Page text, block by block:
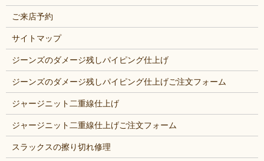
ご来店予約
サイトマップ
ジーンズのダメージ残しパイピング仕上げ
ジーンズのダメージ残しパイピング仕上げご注文フォーム
ジャージニット二重線仕上げ
ジャージニット二重線仕上げご注文フォーム
スラックスの擦り切れ修理